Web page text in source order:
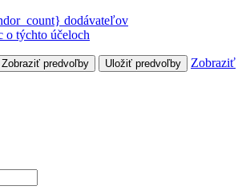
dodávateľov
o týchto účeloch
Zobraziť predvoľby Uložiť predvoľby
Zobraziť